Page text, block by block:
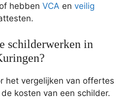
of hebben VCA en veilig
schilderwerken in
het vergelijken van offertes
kosten van een schilder.